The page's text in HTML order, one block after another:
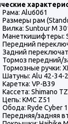
Рама: Alu6061
Размеры рам
Вилка: Suntour M
Манеткишифтеры:
Передний
Задний
Тормоз передний/
Тормозные ручки:
Шатуны: Alu 42-34-
Каретка: VP-B39
Кассета: Shimano
Цепь: KMC Z51
Обода: Ryde Cyber
Передняя/задняя